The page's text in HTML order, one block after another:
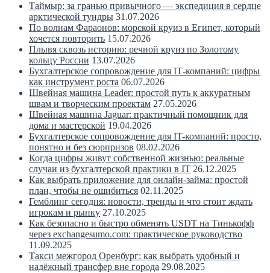
Таймыр: за гранью привычного — экспедиция в сердце
арктической тундры 31.07.2026
По волнам Фараонов: морской круиз в Египет, который
хочется повторить 15.07.2026
Плывя сквозь историю: речной круиз по Золотому
кольцу России 13.07.2026
Бухгалтерское сопровождение для IT‑компаний: цифры
как инструмент роста 06.07.2026
Швейная машина Leader: простой путь к аккуратным
швам и творческим проектам 27.05.2026
Швейная машина Jaguar: практичный помощник для
дома и мастерской 19.04.2026
Бухгалтерское сопровождение для IT-компаний: просто,
понятно и без сюрпризов 08.02.2026
Когда цифры живут собственной жизнью: реальные
случаи из бухгалтерской практики в IT 26.12.2025
Как выбрать приложение для онлайн-займа: простой
план, чтобы не ошибиться 02.11.2025
Гемблинг сегодня: новости, тренды и что стоит ждать
игрокам и рынку 27.10.2025
Как безопасно и быстро обменять USDT на Тинькофф
через exchangesumo.com: практическое руководство
11.09.2025
Такси межгород Оренбург: как выбрать удобный и
надёжный трансфер вне города 29.08.2025